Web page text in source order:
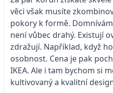
věci však musíte
pokory k formě.
není vůbec drahý. Existují
zdražují. Například, když
osobnost. Cena je pak
IKEA. Ale i tam bychom si
kultivovaný a kvalitní